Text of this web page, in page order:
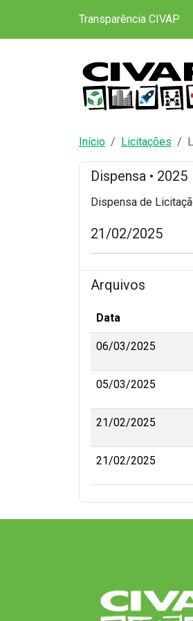
Transparência CIVAP
Início Licitações
Dispensa • 2025
Dispensa de
21/02/2025
Arquivos
Data
06/03/2025
05/03/2025
21/02/2025
21/02/2025